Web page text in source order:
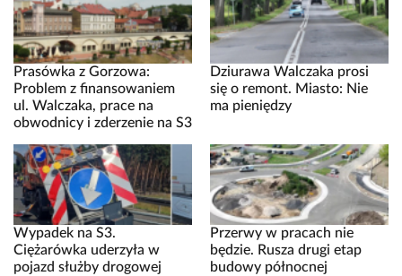
Prasówka z Gorzowa:
Problem z finansowaniem
ul. Walczaka, prace na
obwodnicy i zderzenie na S3
Dziurawa Walczaka prosi
się o remont. Miasto: Nie
ma pieniędzy
Wypadek na S3.
Ciężarówka uderzyła w
pojazd służby drogowej
Przerwy w pracach nie
będzie. Rusza drugi etap
budowy północnej